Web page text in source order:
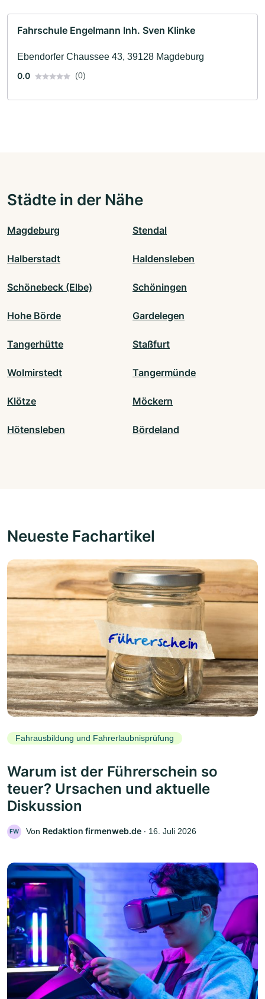
Fahrschule Engelmann Inh. Sven Klinke
Ebendorfer Chaussee 43, 39128 Magdeburg
0.0
(0)
Städte in der Nähe
Magdeburg Stendal
Halberstadt Haldensleben
Schönebeck (Elbe) Schöningen
Hohe Börde Gardelegen
Tangerhütte Staßfurt
Wolmirstedt Tangermünde
Klötze Möckern
Hötensleben Bördeland
Neueste Fachartikel
Fahrausbildung und Fahrerlaubnisprüfung
Warum ist der Führerschein so
teuer? Ursachen und aktuelle
Diskussion
FW Von Redaktion firmenweb.de ‧ 16. Juli 2026